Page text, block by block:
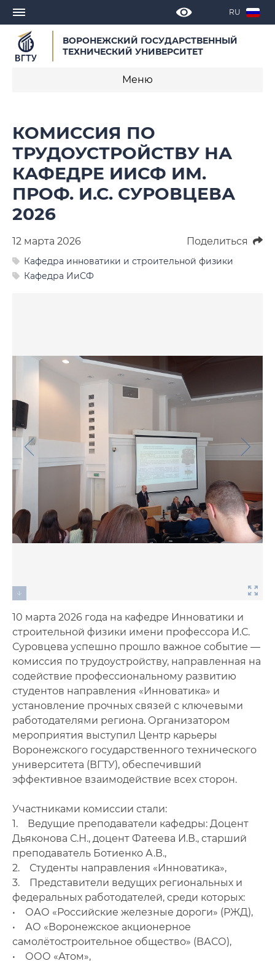
RU
ВОРОНЕЖСКИЙ ГОСУДАРСТВЕННЫЙ
ТЕХНИЧЕСКИЙ УНИВЕРСИТЕТ
Меню
СМИ о нас
Выступления, доклады, интервью
Корпоративные издания
Фото
Контакты для СМИ
КОМИССИЯ ПО
ТРУДОУСТРОЙСТВУ НА
КАФЕДРЕ ИИСФ ИМ.
ПРОФ. И.С. СУРОВЦЕВА
2026
12 марта 2026 Поделиться
Кафедра инноватики и строительной физики
Кафедра ИиСФ
10 марта 2026 года на кафедре Инноватики и
строительной физики имени профессора И.С.
Суровцева успешно прошло важное событие —
комиссия по трудоустройству, направленная на
содействие профессиональному развитию
студентов направления «Инноватика» и
установление прочных связей с ключевыми
работодателями региона. Организатором
мероприятия выступил Центр карьеры
Воронежского государственного технического
университета (ВГТУ), обеспечивший
эффективное взаимодействие всех сторон.
Участниками комиссии стали:
1. Ведущие преподаватели кафедры: Доцент
Дьяконова С.Н., доцент Фатеева И.В., старший
преподаватель Ботиенко А.В.,
2. Студенты направления «Инноватика»,
3. Представители ведущих региональных и
федеральных работодателей, среди которых:
• ОАО «Российские железные дороги» (РЖД),
• АО «Воронежское акционерное
самолётостроительное общество» (ВАСО),
• ООО «Атом»,